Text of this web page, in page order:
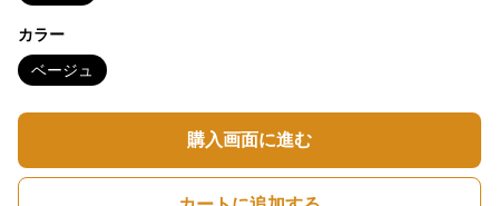
カラー
ベージュ
購入画面に進む